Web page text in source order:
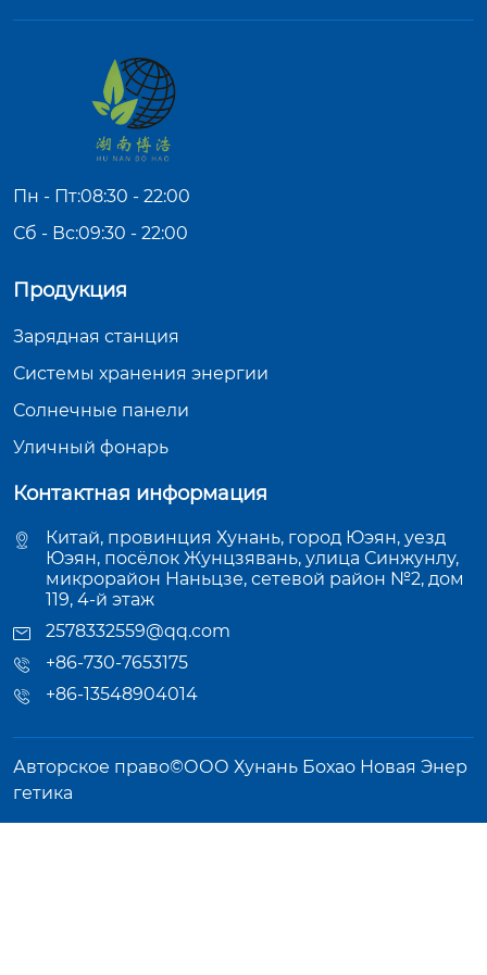
Пн - Пт:08:30 - 22:00
Сб - Вс:09:30 - 22:00
Продукция
Зарядная станция
Системы хранения энергии
Солнечные панели
Уличный фонарь
Контактная информация
Китай, провинция Хунань, город Юэян, уезд
Юэян, посёлок Жунцзявань, улица Синжунлу,
микрорайон Наньцзе, сетевой район №2, дом
119, 4-й этаж
2578332559@qq.com
+86-730-7653175
+86-13548904014
Авторское право©ООО Хунань Бохао Новая Энер
гетика